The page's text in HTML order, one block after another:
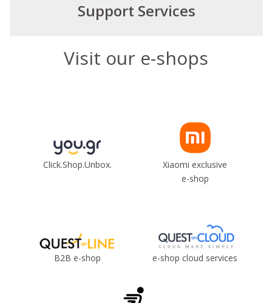
Support Services
Visit our e-shops
Click.Shop.Unbox.
Xiaomi exclusive
e-shop
B2B e-shop e-shop cloud services